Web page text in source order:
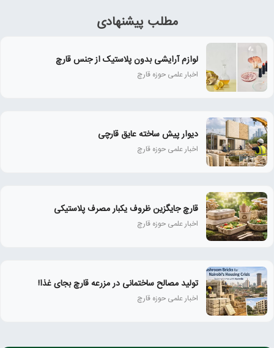
مطلب پیشنهادی
لوازم آرایشی بدون پلاستیک از جنس قارچ
اخبار علمی حوزه قارچ
دیوار پیش ساخته عایق قارچی
اخبار علمی حوزه قارچ
قارچ جایگزین ظروف یکبار مصرف پلاستیکی
اخبار علمی حوزه قارچ
تولید مصالح ساختمانی در مزرعه قارچ بجای غذا!
اخبار علمی حوزه قارچ